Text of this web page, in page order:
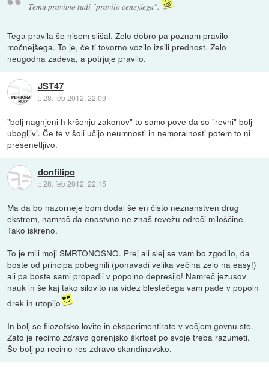
Temu pravimo tudi "pravilo cenejšega".
Tega pravila še nisem slišal. Zelo dobro pa poznam pravilo
močnejšega. To je, če ti tovorno vozilo izsili prednost. Zelo
neugodna zadeva, a potrjuje pravilo.
JST47
::28. feb 2012, 22:09
"bolj nagnjeni h kršenju zakonov" to samo pove da so "revni" bolj
ubogljivi. Če te v šoli učijo neumnosti in nemoralnosti potem to ni
presenetljivo.
donfilipo
::28. feb 2012, 22:15
Ma da bo nazorneje bom dodal še en čisto neznanstven drug
ekstrem, namreč da enostvno ne znaš revežu odreči miloščine.
Tako iskreno.
To je mili moji SMRTONOSNO. Prej ali slej se vam bo zgodilo, da
boste od principa pobegnili (ponavadi velika večina zelo na easy!)
ali pa boste sami propadli v popolno depresijo! Namreč jezusov
nauk in še kaj tako silovito na videz blestečega vam pade v popoln
drek in utopijo
In bolj se filozofsko lovite in eksperimentirate v večjem govnu ste.
Zato je recimozdravo gorenjsko škrtost po svoje treba razumeti.
Še bolj pa recimo res zdravo skandinavsko.